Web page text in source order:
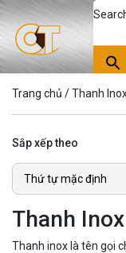
Trang chủ / Thanh
Sắp xếp theo
Thanh Inox
Thanh inox là tên gọi